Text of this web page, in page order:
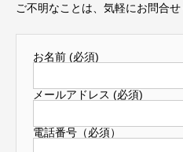
ご不明なことは、気軽にお問合せ
お名前 (必須)
メールアドレス (必須)
電話番号（必須）